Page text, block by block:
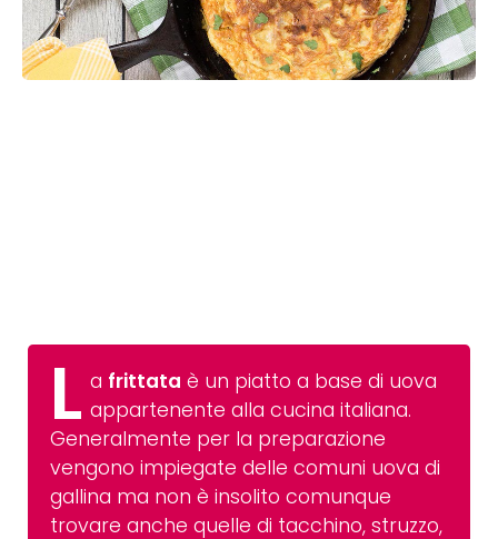
L a frittata è un piatto a base di uova
appartenente alla cucina italiana.
Generalmente per la preparazione
vengono impiegate delle comuni uova di
gallina ma non è insolito comunque
trovare anche quelle di tacchino, struzzo,